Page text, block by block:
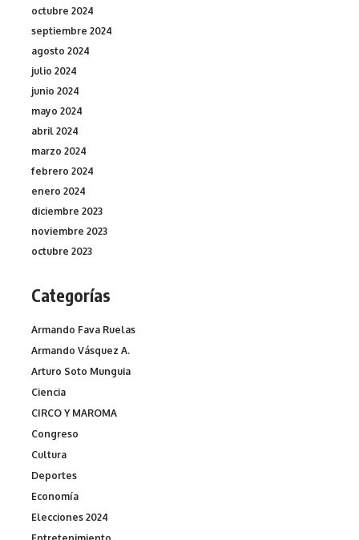
octubre 2024
septiembre 2024
agosto 2024
julio 2024
junio 2024
mayo 2024
abril 2024
marzo 2024
febrero 2024
enero 2024
diciembre 2023
noviembre 2023
octubre 2023
Categorías
Armando Fava Ruelas
Armando Vásquez A.
Arturo Soto Munguia
Ciencia
CIRCO Y MAROMA
Congreso
Cultura
Deportes
Economía
Elecciones 2024